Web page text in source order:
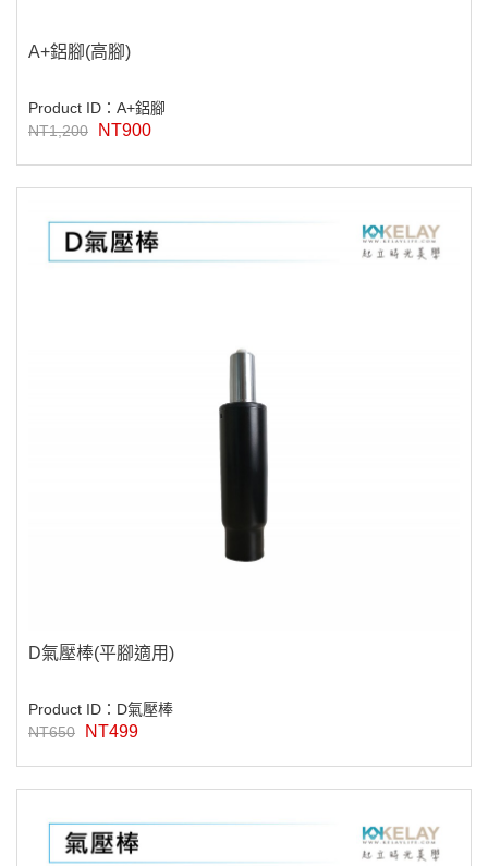
A+鋁腳(高腳)
Product ID：A+鋁腳
NT1,200
NT900
D氣壓棒(平腳適用)
Product ID：D氣壓棒
NT650
NT499